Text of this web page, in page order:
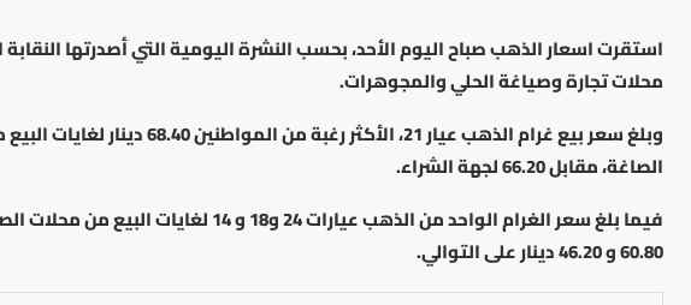
استقرت اسعار الذهب صباح اليوم الأحد، بحسب النشرة اليومية التي أصدرتها
محلات تجارة وصياغة الحلي والمجوهرات.
وبلغ سعر بيع غرام الذهب عيار 21، الأكثر رغبة من
الصاغة، مقابل 66.20 لجهة الشراء.
60.80 و 46.20 دينار على التوالي.